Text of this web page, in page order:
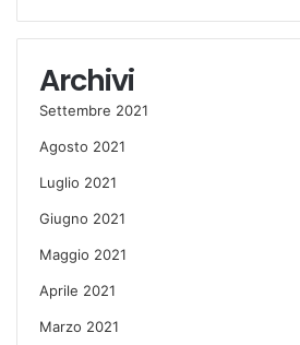
Archivi
Settembre 2021
Agosto 2021
Luglio 2021
Giugno 2021
Maggio 2021
Aprile 2021
Marzo 2021